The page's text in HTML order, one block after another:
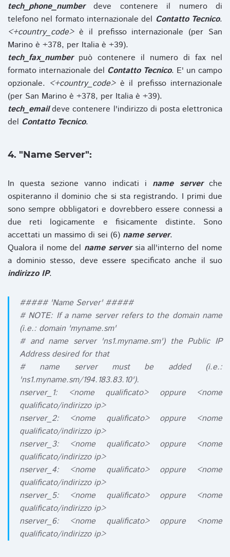
tech_phone_numberdeve contenere il numero di
telefono nel formato internazionale del Contatto Tecnico.
<+country_code>è il prefisso internazionale (per San
Marino è +378, per Italia è +39).
tech_fax_numberpuò contenere il numero di fax nel
formato internazionale del Contatto Tecnico. E' un campo
opzionale. <+country_code>è il prefisso internazionale
(per San Marino è +378, per Italia è +39).
tech_emaildeve contenere l'indirizzo di posta elettronica
del Contatto Tecnico.
4. "Name Server":
In questa sezione vanno indicati i name serverche
ospiteranno il dominio che si sta registrando. I primi due
sono sempre obbligatori e dovrebbero essere connessi a
due reti logicamente e fisicamente distinte. Sono
accettati un massimo di sei (6) name server.
Qualora il nome del name serversia all'interno del nome
a dominio stesso, deve essere specificato anche il suo
indirizzo IP.
##### 'Name Server' #####
# NOTE: If a name server refers to the domain name
(i.e.: domain 'myname.sm'
# and name server 'ns1.myname.sm') the Public IP
Address desired for that
# name server must be added (i.e.:
'ns1.myname.sm/194.183.83.10').
nserver_1: <nome qualificato> oppure <nome
qualificato/indirizzo ip>
nserver_2: <nome qualificato> oppure <nome
qualificato/indirizzo ip>
nserver_3: <nome qualificato> oppure <nome
qualificato/indirizzo ip>
nserver_4: <nome qualificato> oppure <nome
qualificato/indirizzo ip>
nserver_5: <nome qualificato> oppure <nome
qualificato/indirizzo ip>
nserver_6: <nome qualificato> oppure <nome
qualificato/indirizzo ip>